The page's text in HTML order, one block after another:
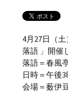
4月27日（
落語 」開催
落語＝春風
日時＝午後
会場＝薮伊